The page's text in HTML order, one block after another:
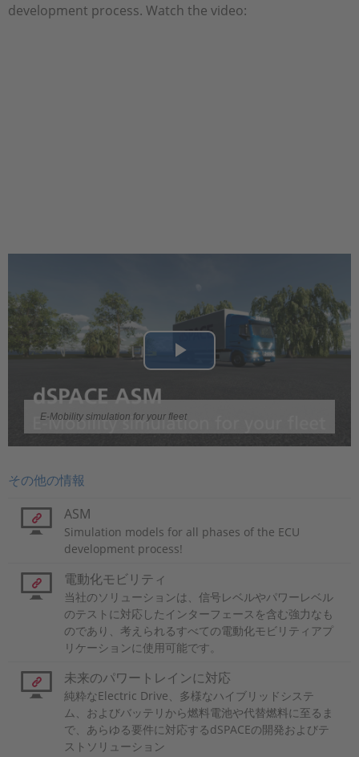
development process. Watch the video:
Play
Video
E-Mobility simulation for your fleet
その他の情報
ASM
Simulation models for all phases of the ECU
development process!
電動化モビリティ
当社のソリューションは、信号レベルやパワーレベル
のテストに対応したインターフェースを含む強力なも
のであり、考えられるすべての電動化モビリティアプ
リケーションに使用可能です。
未来のパワートレインに対応
純粋なElectric Drive、多様なハイブリッドシステ
ム、およびバッテリから燃料電池や代替燃料に至るま
で、あらゆる要件に対応するdSPACEの開発およびテ
ストソリューション